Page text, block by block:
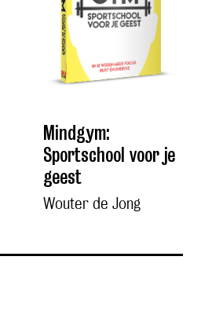
Mindgym:
Sportschool voor je
geest
Wouter de Jong